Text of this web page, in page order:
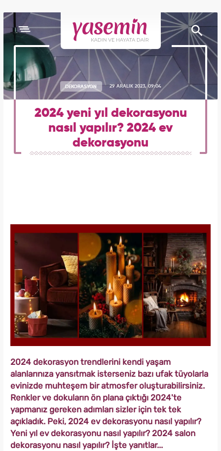
DEKORASYON 29 ARALIK 2023, 09:04
2024 yeni yıl dekorasyonu
nasıl yapılır? 2024 ev
dekorasyonu
2024 dekorasyon trendlerini kendi yaşam
alanlarınıza yansıtmak isterseniz bazı ufak tüyolarla
evinizde muhteşem bir atmosfer oluşturabilirsiniz.
Renkler ve dokuların ön plana çıktığı 2024'te
yapmanız gereken adımları sizler için tek tek
açıkladık. Peki, 2024 ev dekorasyonu nasıl yapılır?
Yeni yıl ev dekorasyonu nasıl yapılır? 2024 salon
dekorasyonu nasıl yapılır? İşte yanıtlar...